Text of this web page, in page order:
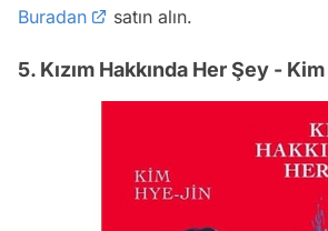
Buradan
satın alın.
5. Kızım Hakkında Her Şey -